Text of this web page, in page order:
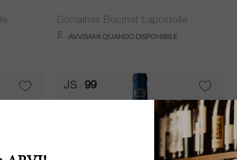
Domaines Bournet Lapostolle
JS 99